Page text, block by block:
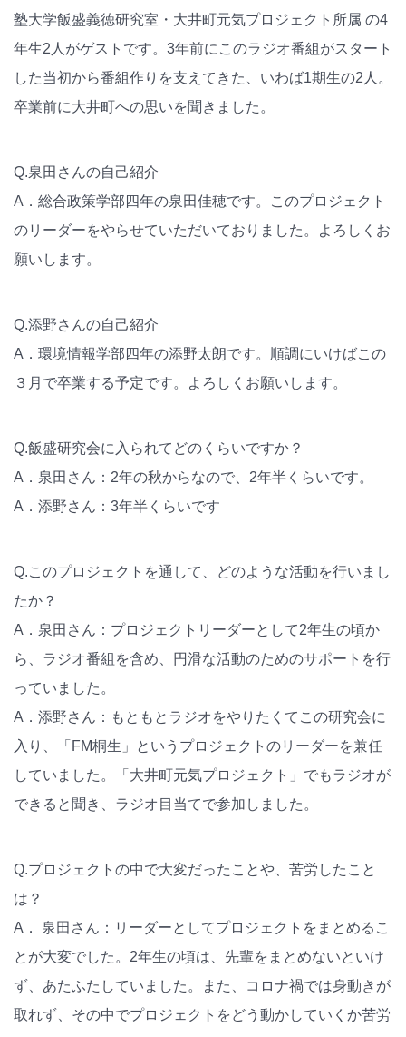
塾大学飯盛義徳研究室・大井町元気プロジェクト所属 の4
年生2人がゲストです。3年前にこのラジオ番組がスタート
した当初から番組作りを支えてきた、いわば1期生の2人。
卒業前に大井町への思いを聞きました。
Q.泉田さんの自己紹介
A．総合政策学部四年の泉田佳穂です。このプロジェクト
のリーダーをやらせていただいておりました。よろしくお
願いします。
Q.添野さんの自己紹介
A．環境情報学部四年の添野太朗です。順調にいけばこの
３月で卒業する予定です。よろしくお願いします。
Q.飯盛研究会に入られてどのくらいですか？
A．泉田さん：2年の秋からなので、2年半くらいです。
A．添野さん：3年半くらいです
Q.このプロジェクトを通して、どのような活動を行いまし
たか？
A．泉田さん：プロジェクトリーダーとして2年生の頃か
ら、ラジオ番組を含め、円滑な活動のためのサポートを行
っていました。
A．添野さん：もともとラジオをやりたくてこの研究会に
入り、「FM桐生」というプロジェクトのリーダーを兼任
していました。「大井町元気プロジェクト」でもラジオが
できると聞き、ラジオ目当てで参加しました。
Q.プロジェクトの中で大変だったことや、苦労したこと
は？
A． 泉田さん：リーダーとしてプロジェクトをまとめるこ
とが大変でした。2年生の頃は、先輩をまとめないといけ
ず、あたふたしていました。また、コロナ禍では身動きが
取れず、その中でプロジェクトをどう動かしていくか苦労